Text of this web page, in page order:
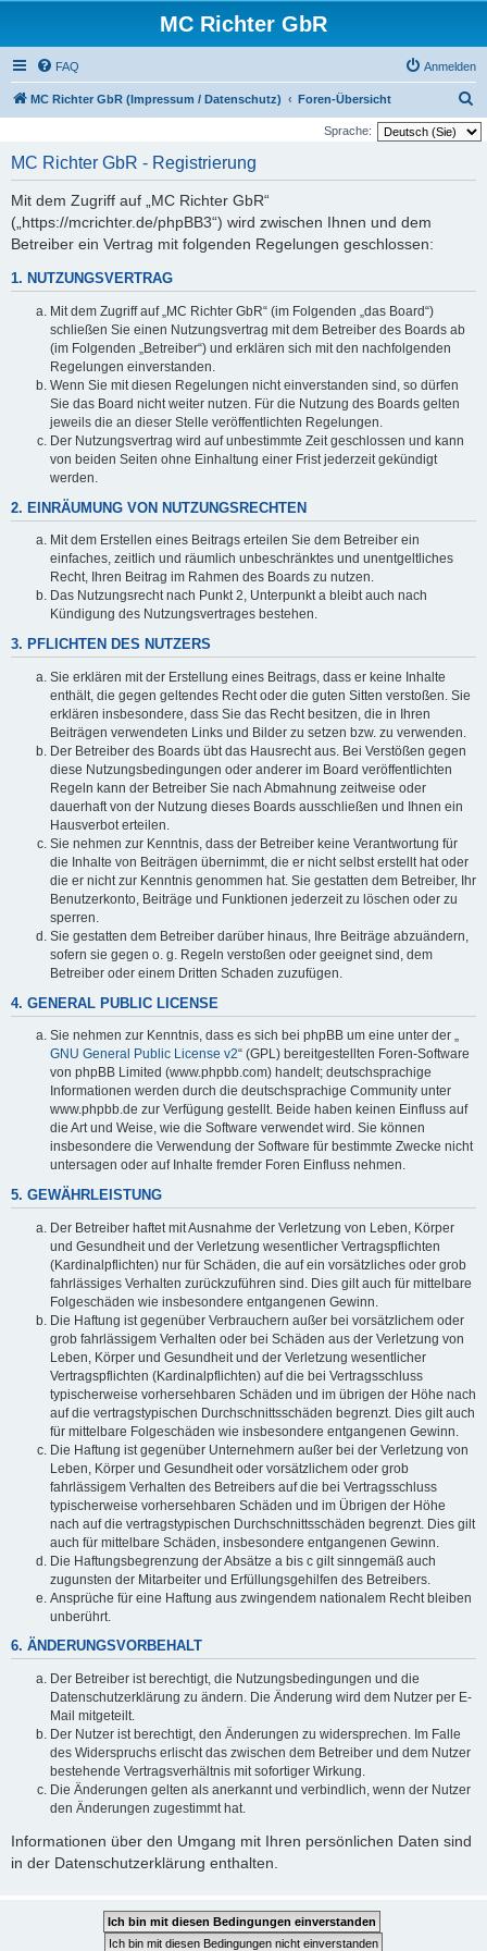
MC Richter GbR
FAQ Anmelden
MC Richter GbR (Impressum / Datenschutz) Foren-Übersicht
u
Sprache:
MC Richter GbR - Registrierung
Mit dem Zugriff auf „MC Richter GbR“
(„https://mcrichter.de/phpBB3“) wird zwischen Ihnen und dem
Betreiber ein Vertrag mit folgenden Regelungen geschlossen:
1. NUTZUNGSVERTRAG
Mit dem Zugriff auf „MC Richter GbR“ (im Folgenden „das Board“)
schließen Sie einen Nutzungsvertrag mit dem Betreiber des Boards ab
(im Folgenden „Betreiber“) und erklären sich mit den nachfolgenden
Regelungen einverstanden.
Wenn Sie mit diesen Regelungen nicht einverstanden sind, so dürfen
Sie das Board nicht weiter nutzen. Für die Nutzung des Boards gelten
jeweils die an dieser Stelle veröffentlichten Regelungen.
Der Nutzungsvertrag wird auf unbestimmte Zeit geschlossen und kann
von beiden Seiten ohne Einhaltung einer Frist jederzeit gekündigt
werden.
2. EINRÄUMUNG VON NUTZUNGSRECHTEN
Mit dem Erstellen eines Beitrags erteilen Sie dem Betreiber ein
einfaches, zeitlich und räumlich unbeschränktes und unentgeltliches
Recht, Ihren Beitrag im Rahmen des Boards zu nutzen.
Das Nutzungsrecht nach Punkt 2, Unterpunkt a bleibt auch nach
Kündigung des Nutzungsvertrages bestehen.
3. PFLICHTEN DES NUTZERS
Sie erklären mit der Erstellung eines Beitrags, dass er keine Inhalte
enthält, die gegen geltendes Recht oder die guten Sitten verstoßen. Sie
erklären insbesondere, dass Sie das Recht besitzen, die in Ihren
Beiträgen verwendeten Links und Bilder zu setzen bzw. zu verwenden.
Der Betreiber des Boards übt das Hausrecht aus. Bei Verstößen gegen
diese Nutzungsbedingungen oder anderer im Board veröffentlichten
Regeln kann der Betreiber Sie nach Abmahnung zeitweise oder
dauerhaft von der Nutzung dieses Boards ausschließen und Ihnen ein
Hausverbot erteilen.
Sie nehmen zur Kenntnis, dass der Betreiber keine Verantwortung für
die Inhalte von Beiträgen übernimmt, die er nicht selbst erstellt hat oder
die er nicht zur Kenntnis genommen hat. Sie gestatten dem Betreiber, Ihr
Benutzerkonto, Beiträge und Funktionen jederzeit zu löschen oder zu
sperren.
Sie gestatten dem Betreiber darüber hinaus, Ihre Beiträge abzuändern,
sofern sie gegen o. g. Regeln verstoßen oder geeignet sind, dem
Betreiber oder einem Dritten Schaden zuzufügen.
4. GENERAL PUBLIC LICENSE
Sie nehmen zur Kenntnis, dass es sich bei phpBB um eine unter der „
GNU General Public License v2“ (GPL) bereitgestellten Foren-Software
von phpBB Limited (www.phpbb.com) handelt; deutschsprachige
Informationen werden durch die deutschsprachige Community unter
www.phpbb.de zur Verfügung gestellt. Beide haben keinen Einfluss auf
die Art und Weise, wie die Software verwendet wird. Sie können
insbesondere die Verwendung der Software für bestimmte Zwecke nicht
untersagen oder auf Inhalte fremder Foren Einfluss nehmen.
5. GEWÄHRLEISTUNG
Der Betreiber haftet mit Ausnahme der Verletzung von Leben, Körper
und Gesundheit und der Verletzung wesentlicher Vertragspflichten
(Kardinalpflichten) nur für Schäden, die auf ein vorsätzliches oder grob
fahrlässiges Verhalten zurückzuführen sind. Dies gilt auch für mittelbare
Folgeschäden wie insbesondere entgangenen Gewinn.
Die Haftung ist gegenüber Verbrauchern außer bei vorsätzlichem oder
grob fahrlässigem Verhalten oder bei Schäden aus der Verletzung von
Leben, Körper und Gesundheit und der Verletzung wesentlicher
Vertragspflichten (Kardinalpflichten) auf die bei Vertragsschluss
typischerweise vorhersehbaren Schäden und im übrigen der Höhe nach
auf die vertragstypischen Durchschnittsschäden begrenzt. Dies gilt auch
für mittelbare Folgeschäden wie insbesondere entgangenen Gewinn.
Die Haftung ist gegenüber Unternehmern außer bei der Verletzung von
Leben, Körper und Gesundheit oder vorsätzlichem oder grob
fahrlässigem Verhalten des Betreibers auf die bei Vertragsschluss
typischerweise vorhersehbaren Schäden und im Übrigen der Höhe
nach auf die vertragstypischen Durchschnittsschäden begrenzt. Dies gilt
auch für mittelbare Schäden, insbesondere entgangenen Gewinn.
Die Haftungsbegrenzung der Absätze a bis c gilt sinngemäß auch
zugunsten der Mitarbeiter und Erfüllungsgehilfen des Betreibers.
Ansprüche für eine Haftung aus zwingendem nationalem Recht bleiben
unberührt.
6. ÄNDERUNGSVORBEHALT
Der Betreiber ist berechtigt, die Nutzungsbedingungen und die
Datenschutzerklärung zu ändern. Die Änderung wird dem Nutzer per E-
Mail mitgeteilt.
Der Nutzer ist berechtigt, den Änderungen zu widersprechen. Im Falle
des Widerspruchs erlischt das zwischen dem Betreiber und dem Nutzer
bestehende Vertragsverhältnis mit sofortiger Wirkung.
Die Änderungen gelten als anerkannt und verbindlich, wenn der Nutzer
den Änderungen zugestimmt hat.
Informationen über den Umgang mit Ihren persönlichen Daten sind
in der Datenschutzerklärung enthalten.